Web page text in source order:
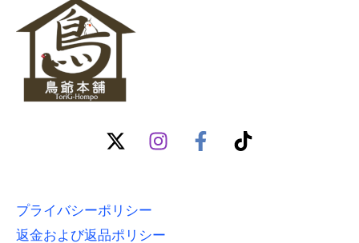
プライバシーポリシー
返金および返品ポリシー